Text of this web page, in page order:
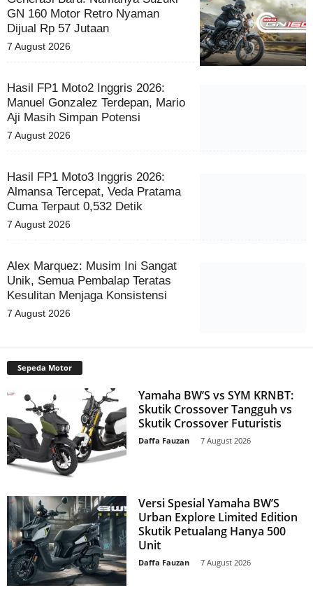
GN 160 Motor Retro Nyaman
Dijual Rp 57 Jutaan
7 August 2026
Hasil FP1 Moto2 Inggris 2026:
Manuel Gonzalez Terdepan, Mario
Aji Masih Simpan Potensi
7 August 2026
Hasil FP1 Moto3 Inggris 2026:
Almansa Tercepat, Veda Pratama
Cuma Terpaut 0,532 Detik
7 August 2026
Alex Marquez: Musim Ini Sangat
Unik, Semua Pembalap Teratas
Kesulitan Menjaga Konsistensi
7 August 2026
Sepeda Motor
Yamaha BW’S vs SYM KRNBT:
Skutik Crossover Tangguh vs
Skutik Crossover Futuristis
Daffa Fauzan 7 August 2026
Versi Spesial Yamaha BW’S
Urban Explore Limited Edition
Skutik Petualang Hanya 500
Unit
Daffa Fauzan 7 August 2026